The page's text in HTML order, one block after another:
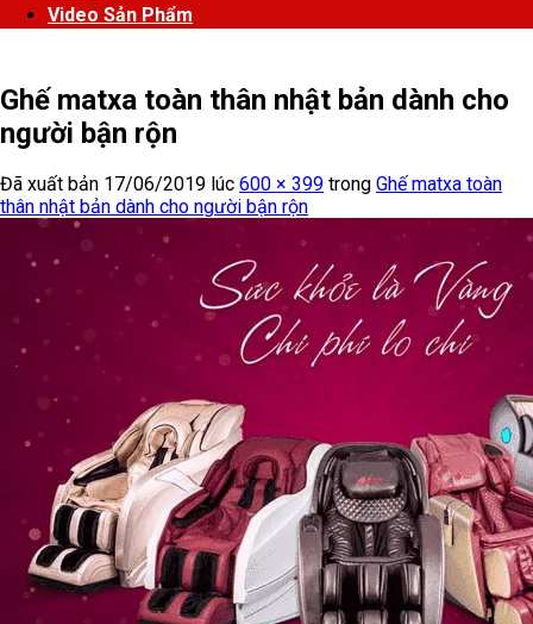
Video Sản Phẩm
Ghế matxa toàn thân nhật bản dành cho
người bận rộn
Đã xuất bản 17/06/2019 lúc 600 × 399 trong Ghế matxa toàn
thân nhật bản dành cho người bận rộn